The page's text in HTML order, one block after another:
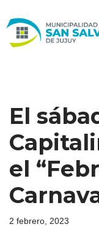
al
El
el
2 febrero, 2023